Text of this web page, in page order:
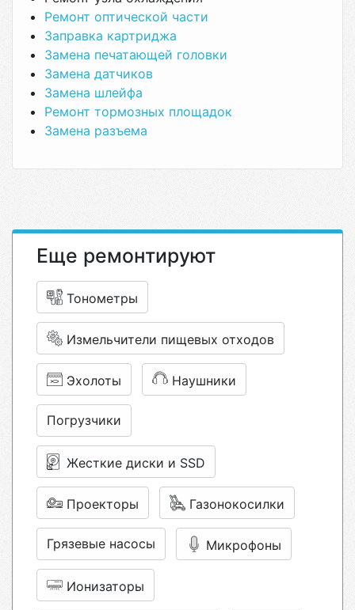
Ремонт оптической части
Заправка картриджа
Замена печатающей головки
Замена датчиков
Замена шлейфа
Ремонт тормозных площадок
Замена разъема
Еще ремонтируют
Тонометры
Измельчители пищевых отходов
Эхолоты Наушники
Погрузчики
Жесткие диски и SSD
Проекторы Газонокосилки
Грязевые насосы Микрофоны
Ионизаторы